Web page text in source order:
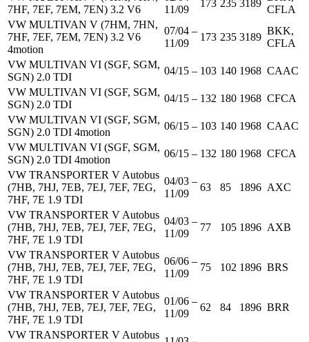
7HF, 7EF, 7EM, 7EN) 3.2 V6
11/09
173 235 3189
CFLA
VW MULTIVAN V (7HM, 7HN,
7HF, 7EF, 7EM, 7EN) 3.2 V6
4motion
07/04 –
11/09
173 235 3189
BKK,
CFLA
VW MULTIVAN VI (SGF, SGM,
SGN) 2.0 TDI
04/15 – 103 140 1968 CAAC
VW MULTIVAN VI (SGF, SGM,
SGN) 2.0 TDI
04/15 – 132 180 1968 CFCA
VW MULTIVAN VI (SGF, SGM,
SGN) 2.0 TDI 4motion
06/15 – 103 140 1968 CAAC
VW MULTIVAN VI (SGF, SGM,
SGN) 2.0 TDI 4motion
06/15 – 132 180 1968 CFCA
VW TRANSPORTER V Autobus
(7HB, 7HJ, 7EB, 7EJ, 7EF, 7EG,
7HF, 7E 1.9 TDI
04/03 –
11/09
63 85 1896 AXC
VW TRANSPORTER V Autobus
(7HB, 7HJ, 7EB, 7EJ, 7EF, 7EG,
7HF, 7E 1.9 TDI
04/03 –
11/09
77 105 1896 AXB
VW TRANSPORTER V Autobus
(7HB, 7HJ, 7EB, 7EJ, 7EF, 7EG,
7HF, 7E 1.9 TDI
06/06 –
11/09
75 102 1896 BRS
VW TRANSPORTER V Autobus
(7HB, 7HJ, 7EB, 7EJ, 7EF, 7EG,
7HF, 7E 1.9 TDI
01/06 –
11/09
62 84 1896 BRR
VW TRANSPORTER V Autobus